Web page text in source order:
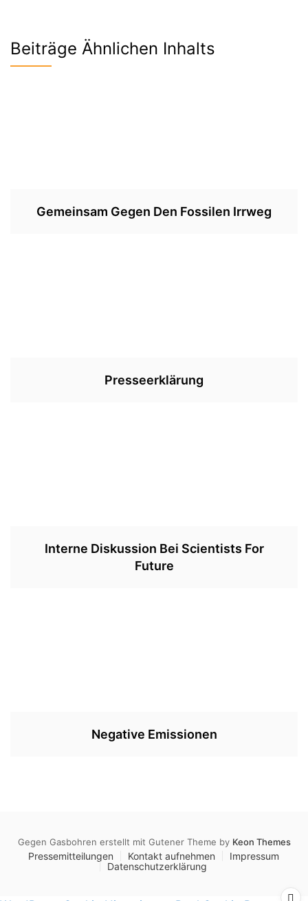
Beiträge Ähnlichen Inhalts
Gemeinsam Gegen Den Fossilen Irrweg
Presseerklärung
Interne Diskussion Bei Scientists For
Future
Negative Emissionen
Gegen Gasbohren erstellt mit Gutener Theme by Keon Themes
Pressemitteilungen Kontakt aufnehmen
Impressum
Datenschutzerklärung